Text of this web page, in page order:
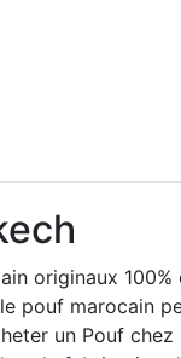
originaux
pouf marocain
un Pouf